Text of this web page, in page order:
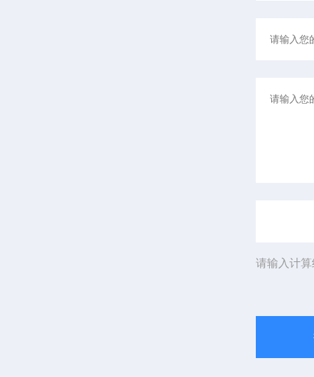
请输入计